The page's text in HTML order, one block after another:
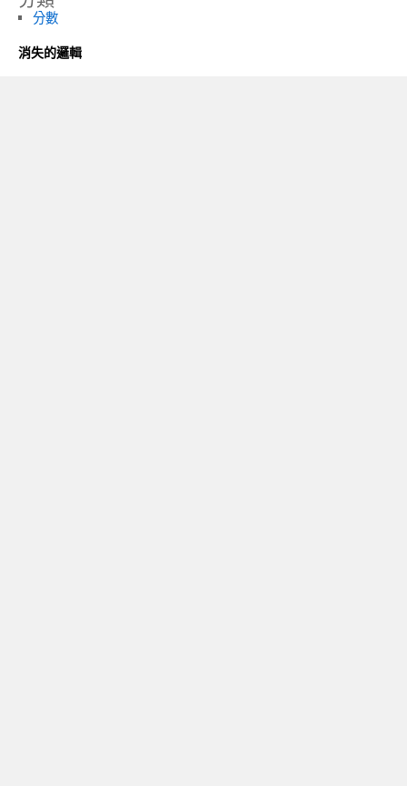
分數
消失的邏輯